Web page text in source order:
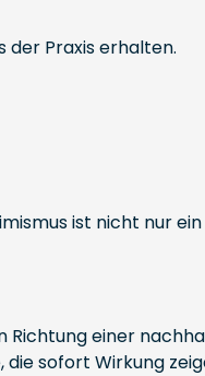
der Praxis erhalten.
ist nicht nur
Richtung einer
sofort Wirkung